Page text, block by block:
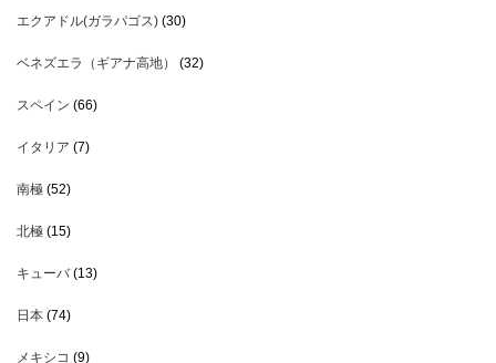
エクアドル(ガラパゴス) (30)
ベネズエラ（ギアナ高地） (32)
スペイン (66)
イタリア (7)
南極 (52)
北極 (15)
キューバ(13)
日本 (74)
メキシコ (9)